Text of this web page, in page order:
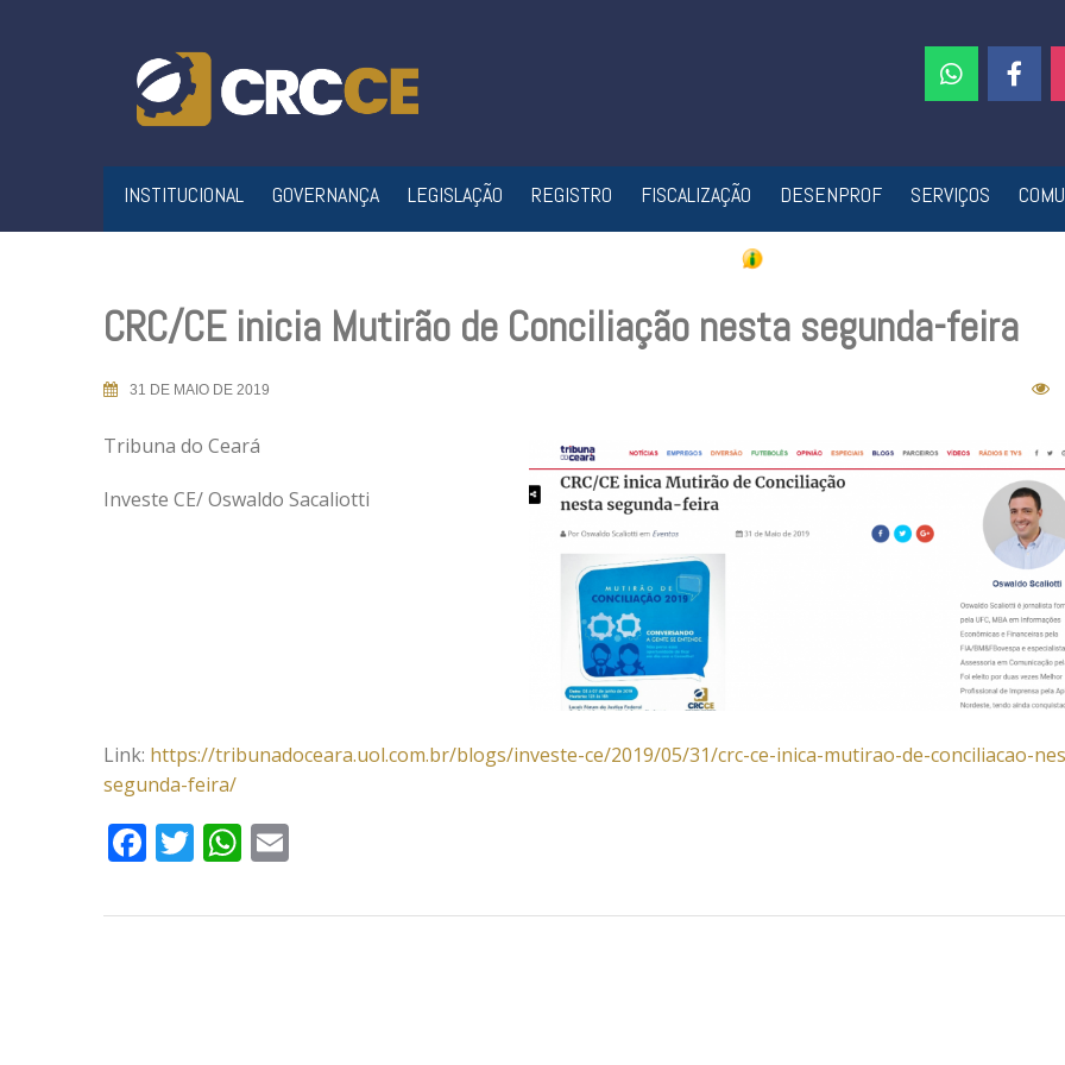
INSTITUCIONAL GOVERNANÇA LEGISLAÇÃO REGISTRO FISCALIZAÇÃO DESENPROF SERVIÇOS
CRC/CE inicia Mutirão de Conciliação nesta segunda-feira
31 DE MAIO DE 2019
Tribuna do Ceará
Investe CE/ Oswaldo Sacaliotti
Link: https://tribunadoceara.uol.com.br/blogs/investe-ce/2019/05/31/crc-ce-inica-mutirao-de-conciliacao-
segunda-feira/
Facebook
TwitterWhatsApp